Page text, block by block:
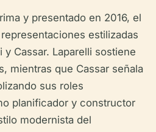
y presentado en 2016, el
estilizadas
Cassar. Laparelli sostiene
mientras que Cassar señala
sus roles
planificador y constructor
modernista del